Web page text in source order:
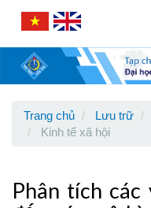
Navigation
Content
Sidebar
Trang chủ Lưu trữ
Kinh tế xã hội
Phân tích